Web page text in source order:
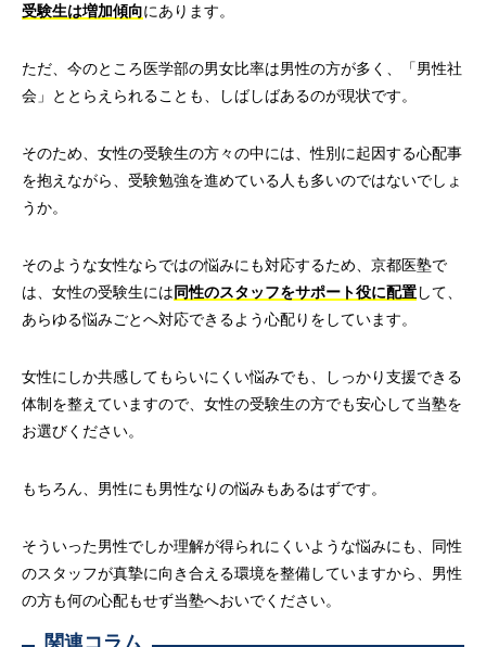
受験生は増加傾向にあります。
ただ、今のところ医学部の男女比率は男性の方が多く、「男性社
会」ととらえられることも、しばしばあるのが現状です。
そのため、女性の受験生の方々の中には、性別に起因する心配事
を抱えながら、受験勉強を進めている人も多いのではないでしょ
うか。
そのような女性ならではの悩みにも対応するため、京都医塾で
は、女性の受験生には同性のスタッフをサポート役に配置して、
あらゆる悩みごとへ対応できるよう心配りをしています。
女性にしか共感してもらいにくい悩みでも、しっかり支援できる
体制を整えていますので、女性の受験生の方でも安心して当塾を
お選びください。
もちろん、男性にも男性なりの悩みもあるはずです。
そういった男性でしか理解が得られにくいような悩みにも、同性
のスタッフが真摯に向き合える環境を整備していますから、男性
の方も何の心配もせず当塾へおいでください。
関連コラム